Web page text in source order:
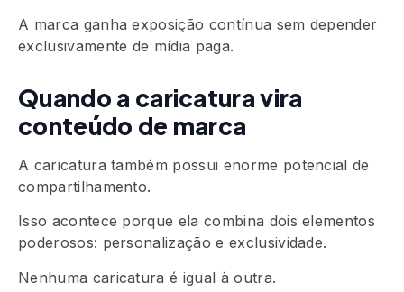
A marca ganha exposição contínua sem depender
exclusivamente de mídia paga.
Quando a caricatura vira
conteúdo de marca
A caricatura também possui enorme potencial de
compartilhamento.
Isso acontece porque ela combina dois elementos
poderosos: personalização e exclusividade.
Nenhuma caricatura é igual à outra.